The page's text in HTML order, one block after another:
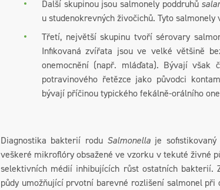
Další skupinou jsou salmonely poddruhů
u studenokrevných živočichů. Tyto
Třetí, největší skupinu tvoří sérovary
Infikovaná zvířata jsou ve velké většině
onemocnění (např. mláďata). Bývají
potravinového řetězce jako původci
bývají příčinou typického fekálně-orálního
Diagnostika bakterií rodu Salmonella je
veškeré mikroflóry obsažené ve vzorku v tekuté živné
selektivních médií inhibujících růst ostatních
půdy umožňující prvotní barevné rozlišení salmonel